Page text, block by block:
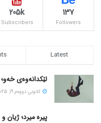
137
Followers
205k
Subscribers
Latest
لێکدانەوەی خەو؛
كانونی دووه‌م 19, 2025
پیره میرد؛ ژیان